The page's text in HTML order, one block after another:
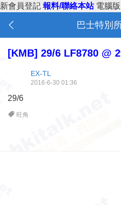
新會員登記 報料/聯絡本站 電腦版
巴士特別
[KMB] 29/6 LF8780 @
EX-TL
2016-6-30 01:36
29/6
旺角